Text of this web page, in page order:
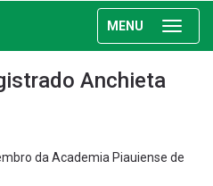
MENU
Anchieta
da Academia Piauiense de